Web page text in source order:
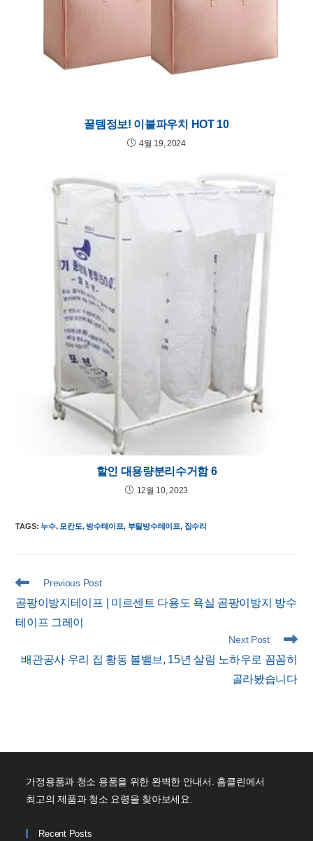
꿀템정보! 이불파우치 HOT 10
4월 19, 2024
할인 대용량분리수거함 6
12월 10, 2023
TAGS:누수, 모칸도, 방수테이프, 부틸방수테이프, 집수리
Read
articles
Previous Post
곰팡이방지테이프 | 미르센트 다용도 욕실 곰팡이방지 방수
테이프 그레이
Next Post
배관공사 우리 집 황동 볼밸브, 15년 살림 노하우로 꼼꼼히
골라봤습니다
가정용품과 청소 용품을 위한 완벽한 안내서. 홈클린에서
최고의 제품과 청소 요령을 찾아보세요.
Recent Posts